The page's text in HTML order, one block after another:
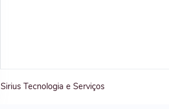
Sirius Tecnologia e Serviços